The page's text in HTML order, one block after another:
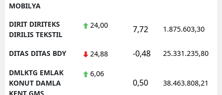
MOBILYA
DIRIT DIRITEKS
DIRILIS TEKSTIL
24,00 7,72 1.875.603,30
DITAS DITAS BDY 24,88 -0,48 25.331.235,80
DMLKTG EMLAK
KONUT DAMLA
6,06
0,50 38.463.808,21